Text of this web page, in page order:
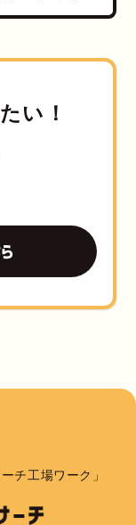
い！
チ工場ワーク」